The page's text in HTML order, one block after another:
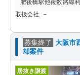
肥後橋駅他複数路線
取扱会社: －
募集終了
大阪市
却案件
居抜き譲渡